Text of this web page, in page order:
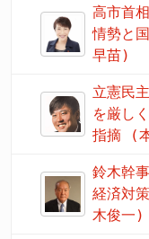
高市首
情勢と
早苗)
立憲民
を厳し
指摘 (
鈴木幹
経済対
木俊一)